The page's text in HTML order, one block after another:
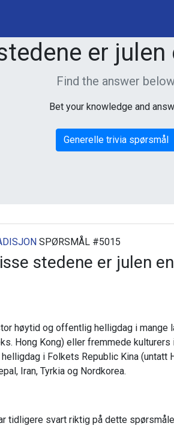
er
Find the answer
Bet your knowledge and
Generelle trivia spørsmål
SPØRSMÅL #5015
stedene er julen
høytid og offentlig helligdag i mange
Hong Kong) eller fremmede
i Folkets Republic Kina (untatt
Iran, Tyrkia og Nordkorea.
tidligere svart riktig på dette